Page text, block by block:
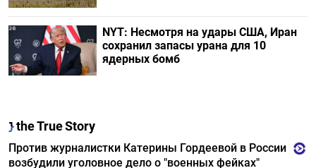
NYT: Несмотря на удары США, Иран
сохранил запасы урана для 10
ядерных бомб